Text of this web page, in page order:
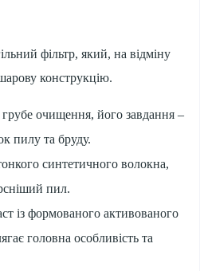
фільтр, який, на відміну
конструкцію.
очищення, його завдання –
пилу та бруду.
синтетичного волокна,
пил.
із формованого активованого
головна особливість та